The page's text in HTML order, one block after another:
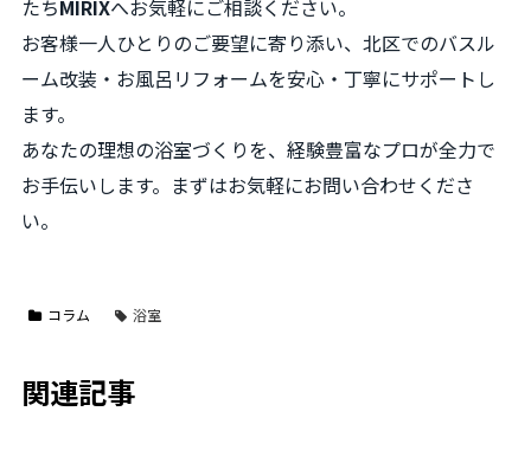
たちMIRIXへお気軽にご相談ください。
お客様一人ひとりのご要望に寄り添い、北区でのバスル
ーム改装・お風呂リフォームを安心・丁寧にサポートし
ます。
あなたの理想の浴室づくりを、経験豊富なプロが全力で
お手伝いします。まずはお気軽にお問い合わせくださ
い。
コラム 浴室
関連記事